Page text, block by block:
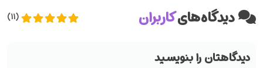
دیدگاه‌هایکاربران (11)
دیدگاهتان را بنویسید